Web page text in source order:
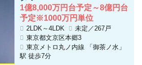
1億8,000万円台予定～8億円台
予定※1000万円単位
2LDK～4LDK
未定／267戸
東京都文京区本郷3
東京メトロ丸ノ内線 「御茶ノ水」
駅 徒歩7分